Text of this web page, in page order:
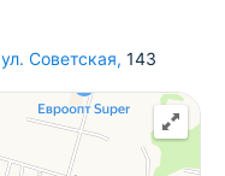
ул. Советская, 143